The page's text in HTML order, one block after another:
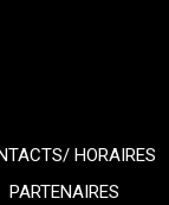
HORAIRES
PARTENAIRES